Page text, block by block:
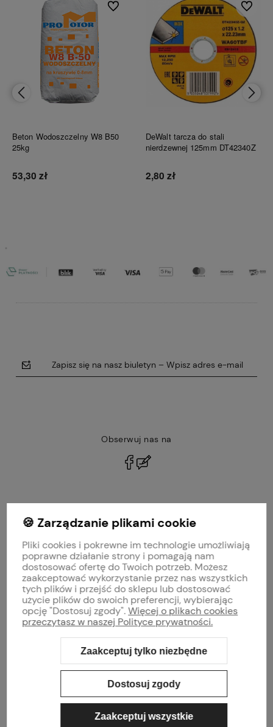
Beton Wodoszczelny W8 B50
25kg
53,30 zł
Do ulubionych
DeWalt tarcza do stali
nierdzewnej 125mm DT42340Z
2,80 zł
Do
Zapisz się na nasz biuletyn – Wpisz adres e-mail
Obserwuj nas na
MOJE KONTO
PŁATNOŚCI I DOSTAWA
INFORMACJE
O NAS
Sklep internetowy Shoper Premium Szablon Shoper Modern 3.0™
GrowCommerce
🍪 Zarządzanie plikami cookie
Pliki cookies i pokrewne im technologie umożliwiają
poprawne działanie strony i pomagają nam
dostosować ofertę do Twoich potrzeb. Możesz
zaakceptować wykorzystanie przez nas wszystkich
tych plików i przejść do sklepu lub dostosować
użycie plików do swoich preferencji, wybierając
opcję "Dostosuj zgody".Więcej o plikach cookies
przeczytasz w naszej Polityce prywatności.
Zaakceptuj tylko niezbędne
Dostosuj zgody
Zaakceptuj wszystkie